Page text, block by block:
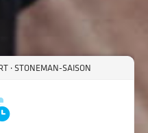
· STONEMAN-SAISON